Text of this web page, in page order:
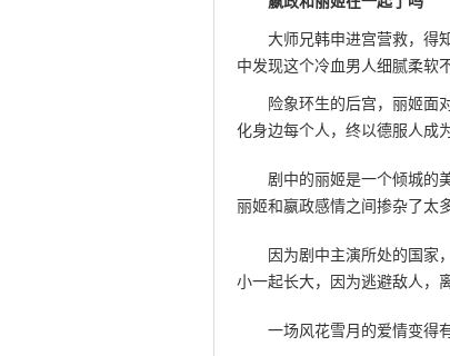
大师兄韩申进宫营救，得
中发现这个冷血男人细腻柔软
险象环生的后宫，丽姬面
化身边每个人，终以德服人成
剧中的丽姬是一个倾城的
丽姬和嬴政感情之间掺杂了太
因为剧中主演所处的国家
小一起长大，因为逃避敌人，
一场风花雪月的爱情变得